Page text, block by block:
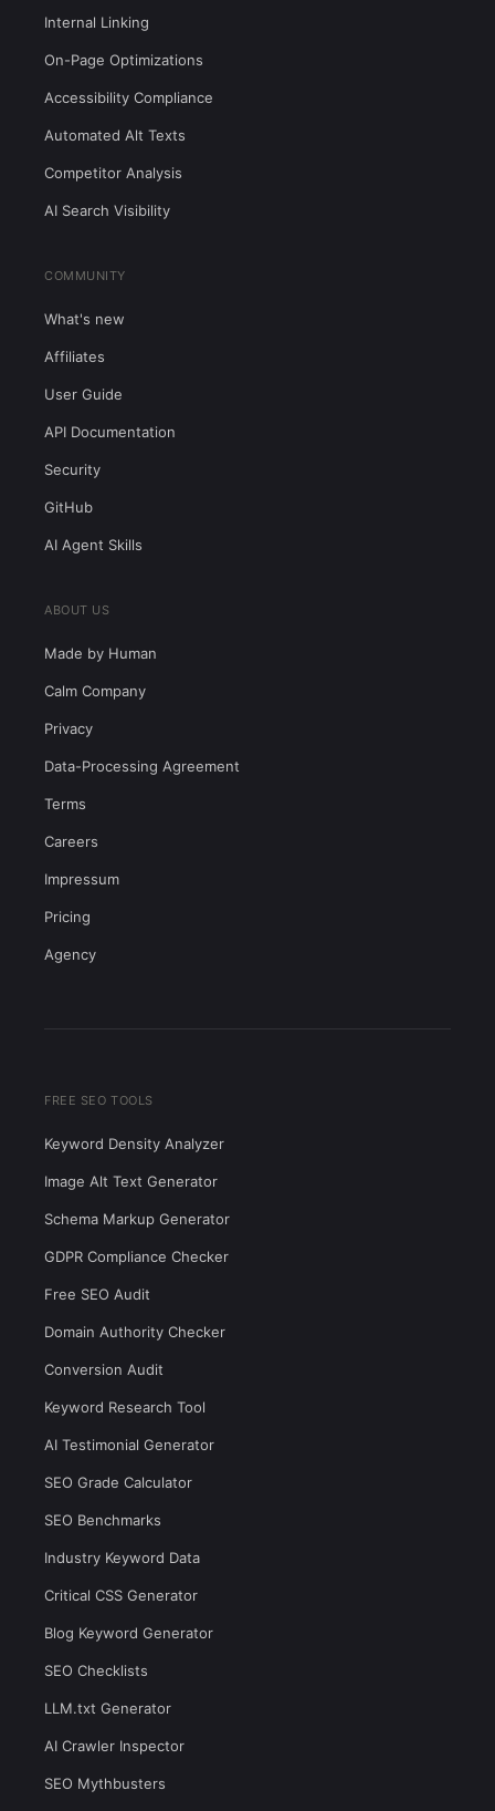
Internal Linking
On-Page Optimizations
Accessibility Compliance
Automated Alt Texts
Competitor Analysis
AI Search Visibility
COMMUNITY
What's new
Affiliates
User Guide
API Documentation
Security
GitHub
AI Agent Skills
ABOUT US
Made by Human
Calm Company
Privacy
Data-Processing Agreement
Terms
Careers
Impressum
Pricing
Agency
FREE SEO TOOLS
Keyword Density Analyzer
Image Alt Text Generator
Schema Markup Generator
GDPR Compliance Checker
Free SEO Audit
Domain Authority Checker
Conversion Audit
Keyword Research Tool
AI Testimonial Generator
SEO Grade Calculator
SEO Benchmarks
Industry Keyword Data
Critical CSS Generator
Blog Keyword Generator
SEO Checklists
LLM.txt Generator
AI Crawler Inspector
SEO Mythbusters